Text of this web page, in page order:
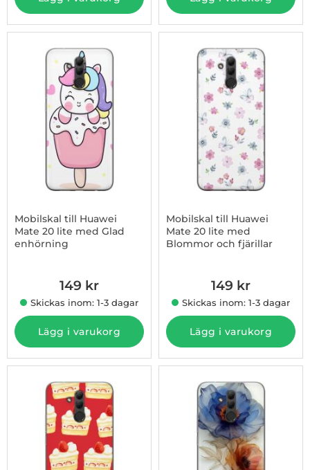
Mobilskal till Huawei
Mate 20 lite med Glad
enhörning
149 kr
Skickas inom: 1-3 dagar
Lägg i varukorg
Mobilskal till Huawei
Mate 20 lite med
Blommor och fjärillar
149 kr
Skickas inom: 1-3 dagar
Lägg i varukorg